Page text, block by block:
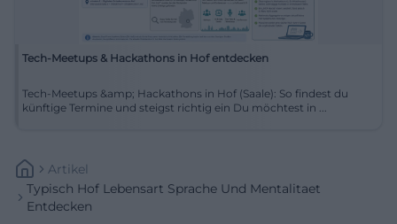
Tech-Meetups & Hackathons in Hof entdecken
Tech-Meetups &amp; Hackathons in Hof (Saale): So findest du
künftige Termine und steigst richtig ein Du möchtest in ...
Artikel
Typisch Hof Lebensart Sprache Und Mentalitaet
Entdecken